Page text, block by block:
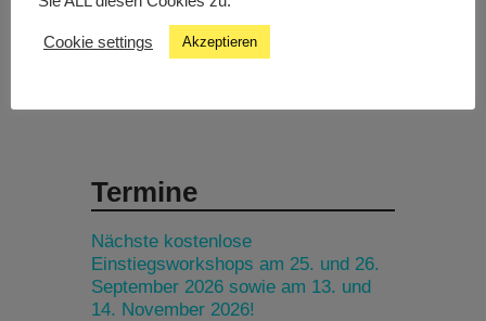
Studiochat
Termine
Nächste kostenlose
Einstiegsworkshops am 25. und 26.
September 2026 sowie am 13. und
14. November 2026!
Cookie settings Akzeptieren